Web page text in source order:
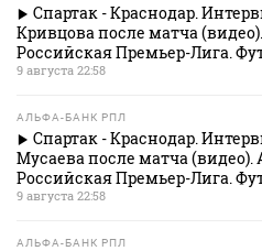
Спартак - Краснодар.
Кривцова после матча
Российская Премьер-Лига.
9 августа 22:58
АЛЬФА-БАНК РПЛ
Спартак - Краснодар.
Мусаева после матча (видео).
Российская Премьер-Лига.
9 августа 22:58
АЛЬФА-БАНК РПЛ